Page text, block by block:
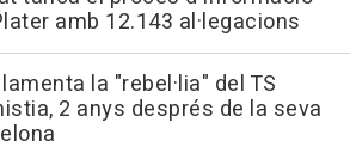
amb 12.143 al·legacions
la "rebel·lia" del TS
2 anys després de la seva